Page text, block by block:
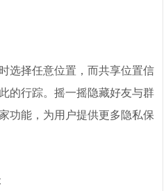
选择任意位置，而共享位置信
的行踪。摇一摇隐藏好友与群
功能，为用户提供更多隐私保